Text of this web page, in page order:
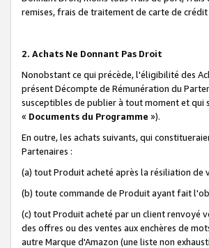
remises, frais de traitement de carte de
2. Achats Ne Donnant Pas Droit
Nonobstant ce qui précède, l'éligibilité des
présent Décompte de Rémunération du
susceptibles de publier à tout moment et qui
« Documents du Programme »).
En outre, les achats suivants, qui
Partenaires :
(a) tout Produit acheté après la résiliation de
(b) toute commande de Produit ayant fait
(c) tout Produit acheté par un client renvoyé
des offres ou des ventes aux enchères de
autre Marque d'Amazon (une liste non